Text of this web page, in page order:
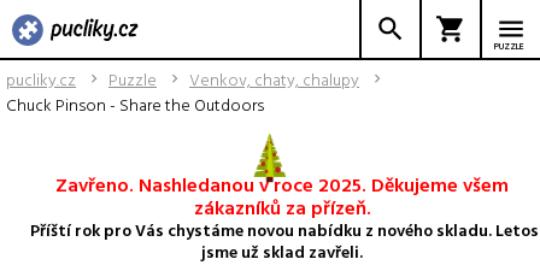
PUZZLE
pucliky.cz Puzzle
Venkov, chaty, chalupy
Chuck Pinson - Share the Outdoors
Zavřeno. Nashledanou v roce 2025. Děkujeme všem
zákazníků za přízeň.
Příští rok pro Vás chystáme novou nabídku z nového skladu. Letos
jsme už sklad zavřeli.